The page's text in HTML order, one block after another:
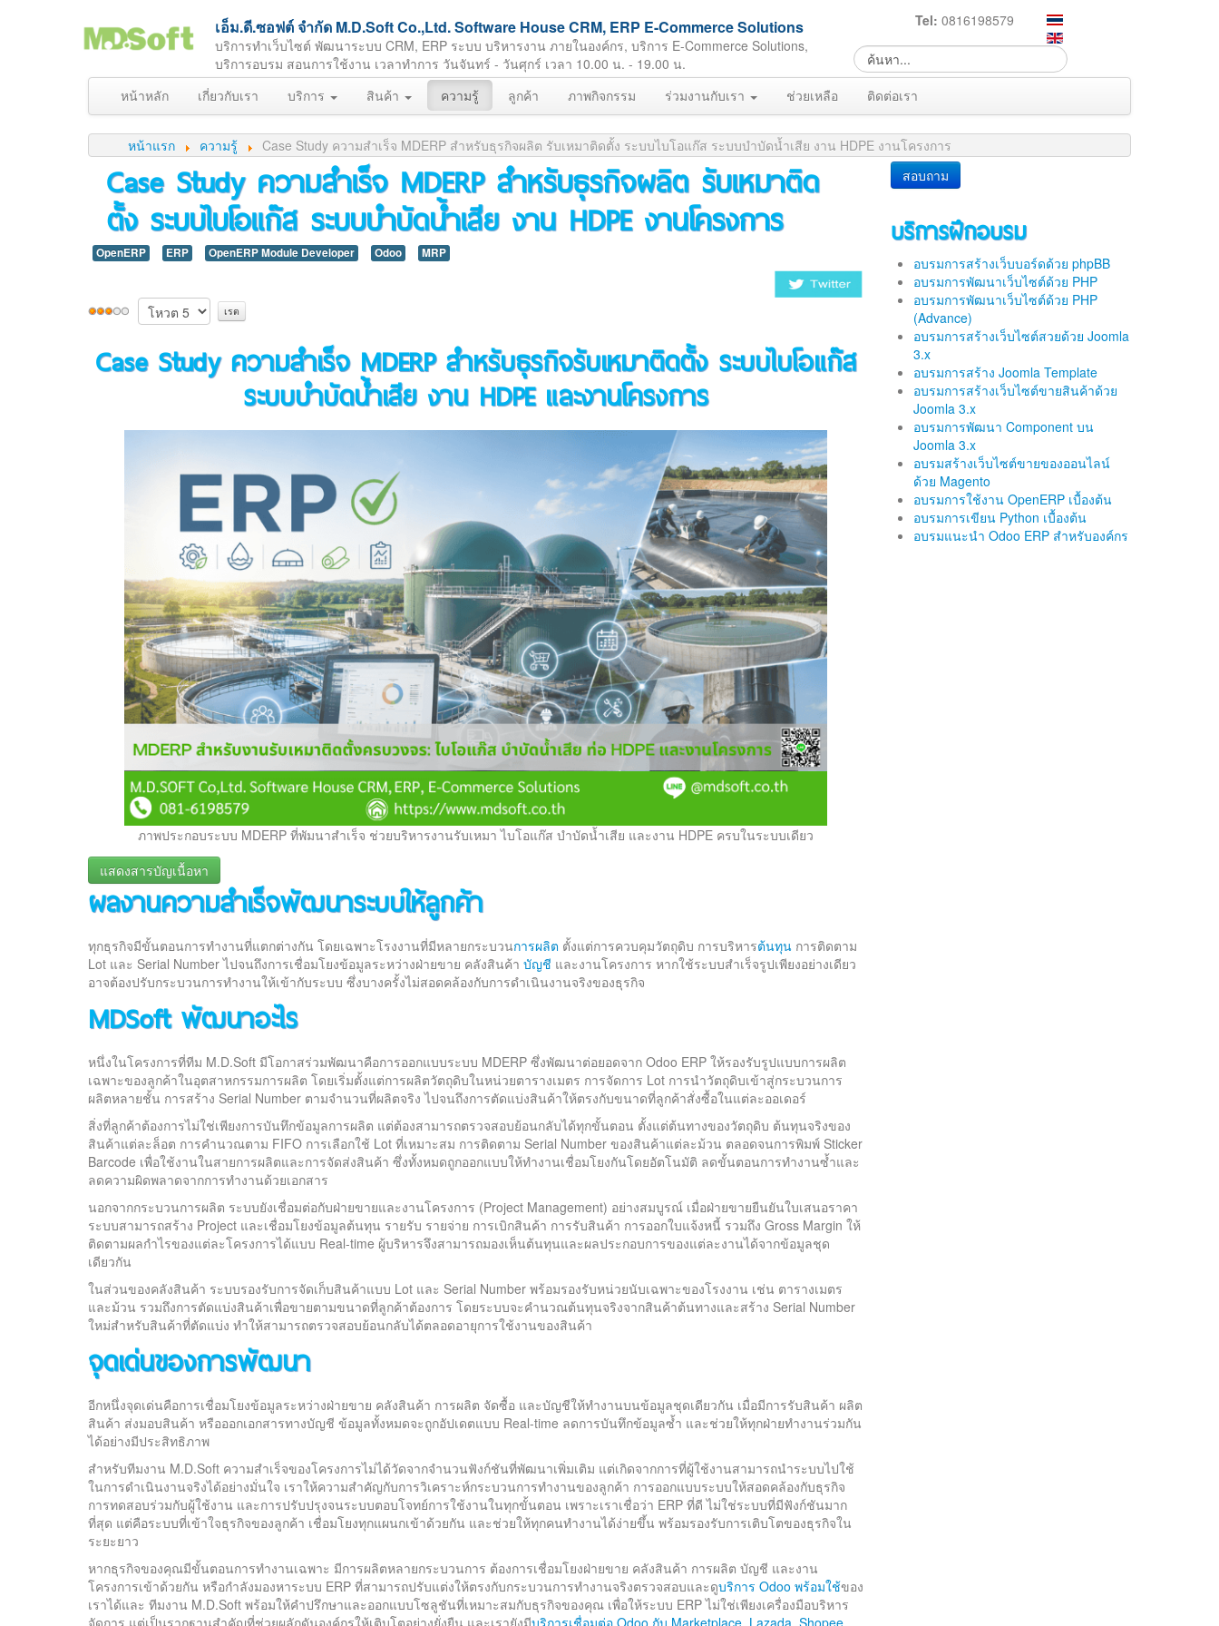
เอ็ม.ดี.ซอฟต์ จำกัด M.D.Soft Co.,Ltd. Software House CRM, ERP E-Commerce Solutions
บริการทำเว็บไซต์ พัฒนาระบบ CRM, ERP ระบบ บริหารงาน ภายในองค์กร, บริการ E-Commerce Solutions,
บริการอบรม สอนการใช้งาน เวลาทำการ วันจันทร์ - วันศุกร์ เวลา 10.00 น. - 19.00 น.
Tel: 0816198579
หน้าหลัก เกี่ยวกับเรา บริการ สินค้า ความรู้ ลูกค้า ภาพกิจกรรม ร่วมงานกับเรา ช่วยเหลือ ติดต่อเรา
หน้าแรก ความรู้ Case Study ความสำเร็จ MDERP สำหรับธุรกิจผลิต รับเหมาติดตั้ง ระบบไบโอแก๊ส ระบบบำบัดน้ำเสีย งาน HDPE งานโครงการ
Case Study ความสำเร็จ MDERP สำหรับธุรกิจผลิต รับเหมาติด
ตั้ง ระบบไบโอแก๊ส ระบบบำบัดน้ำเสีย งาน HDPE งานโครงการ
OpenERP ERP OpenERP Module Developer Odoo MRP
Case Study ความสำเร็จ MDERP สำหรับธุรกิจรับเหมาติดตั้ง ระบบไบโอแก๊ส
ระบบบำบัดน้ำเสีย งาน HDPE และงานโครงการ
ภาพประกอบระบบ MDERP ที่พัมนาสำเร็จ ช่วยบริหารงานรับเหมา ไบโอแก๊ส บำบัดน้ำเสีย และงาน HDPE ครบในระบบเดียว
แสดงสารบัญเนื้อหา
ผลงานความสำเร็จพัฒนาระบบให้ลูกค้า
MDSoft พัฒนาอะไร
สรุป
ผลงานความสำเร็จพัฒนาระบบให้ลูกค้า
ทุกธุรกิจมีขั้นตอนการทำงานที่แตกต่างกัน โดยเฉพาะโรงงานที่มีหลายกระบวนการผลิต ตั้งแต่การควบคุมวัตถุดิบ การบริหารต้นทุน การติดตาม
Lot และ Serial Number ไปจนถึงการเชื่อมโยงข้อมูลระหว่างฝ่ายขาย คลังสินค้า บัญชี และงานโครงการ หากใช้ระบบสำเร็จรูปเพียงอย่างเดียว
อาจต้องปรับกระบวนการทำงานให้เข้ากับระบบ ซึ่งบางครั้งไม่สอดคล้องกับการดำเนินงานจริงของธุรกิจ
MDSoft พัฒนาอะไร
หนึ่งในโครงการที่ทีม M.D.Soft มีโอกาสร่วมพัฒนาคือการออกแบบระบบ MDERP ซึ่งพัฒนาต่อยอดจาก Odoo ERP ให้รองรับรูปแบบการผลิต
เฉพาะของลูกค้าในอุตสาหกรรมการผลิต โดยเริ่มตั้งแต่การผลิตวัตถุดิบในหน่วยตารางเมตร การจัดการ Lot การนำวัตถุดิบเข้าสู่กระบวนการ
ผลิตหลายชั้น การสร้าง Serial Number ตามจำนวนที่ผลิตจริง ไปจนถึงการตัดแบ่งสินค้าให้ตรงกับขนาดที่ลูกค้าสั่งซื้อในแต่ละออเดอร์
สิ่งที่ลูกค้าต้องการไม่ใช่เพียงการบันทึกข้อมูลการผลิต แต่ต้องสามารถตรวจสอบย้อนกลับได้ทุกขั้นตอน ตั้งแต่ต้นทางของวัตถุดิบ ต้นทุนจริงของ
สินค้าแต่ละล็อต การคำนวณตาม FIFO การเลือกใช้ Lot ที่เหมาะสม การติดตาม Serial Number ของสินค้าแต่ละม้วน ตลอดจนการพิมพ์ Sticker
Barcode เพื่อใช้งานในสายการผลิตและการจัดส่งสินค้า ซึ่งทั้งหมดถูกออกแบบให้ทำงานเชื่อมโยงกันโดยอัตโนมัติ ลดขั้นตอนการทำงานซ้ำและ
ลดความผิดพลาดจากการทำงานด้วยเอกสาร
นอกจากกระบวนการผลิต ระบบยังเชื่อมต่อกับฝ่ายขายและงานโครงการ (Project Management) อย่างสมบูรณ์ เมื่อฝ่ายขายยืนยันใบเสนอราคา
ระบบสามารถสร้าง Project และเชื่อมโยงข้อมูลต้นทุน รายรับ รายจ่าย การเบิกสินค้า การรับสินค้า การออกใบแจ้งหนี้ รวมถึง Gross Margin ให้
ติดตามผลกำไรของแต่ละโครงการได้แบบ Real-time ผู้บริหารจึงสามารถมองเห็นต้นทุนและผลประกอบการของแต่ละงานได้จากข้อมูลชุด
เดียวกัน
ในส่วนของคลังสินค้า ระบบรองรับการจัดเก็บสินค้าแบบ Lot และ Serial Number พร้อมรองรับหน่วยนับเฉพาะของโรงงาน เช่น ตารางเมตร
และม้วน รวมถึงการตัดแบ่งสินค้าเพื่อขายตามขนาดที่ลูกค้าต้องการ โดยระบบจะคำนวณต้นทุนจริงจากสินค้าต้นทางและสร้าง Serial Number
ใหม่สำหรับสินค้าที่ตัดแบ่ง ทำให้สามารถตรวจสอบย้อนกลับได้ตลอดอายุการใช้งานของสินค้า
จุดเด่นของการพัฒนา
อีกหนึ่งจุดเด่นคือการเชื่อมโยงข้อมูลระหว่างฝ่ายขาย คลังสินค้า การผลิต จัดซื้อ และบัญชีให้ทำงานบนข้อมูลชุดเดียวกัน เมื่อมีการรับสินค้า ผลิต
สินค้า ส่งมอบสินค้า หรือออกเอกสารทางบัญชี ข้อมูลทั้งหมดจะถูกอัปเดตแบบ Real-time ลดการบันทึกข้อมูลซ้ำ และช่วยให้ทุกฝ่ายทำงานร่วมกัน
ได้อย่างมีประสิทธิภาพ
สำหรับทีมงาน M.D.Soft ความสำเร็จของโครงการไม่ได้วัดจากจำนวนฟังก์ชันที่พัฒนาเพิ่มเติม แต่เกิดจากการที่ผู้ใช้งานสามารถนำระบบไปใช้
ในการดำเนินงานจริงได้อย่างมั่นใจ เราให้ความสำคัญกับการวิเคราะห์กระบวนการทำงานของลูกค้า การออกแบบระบบให้สอดคล้องกับธุรกิจ
การทดสอบร่วมกับผู้ใช้งาน และการปรับปรุงจนระบบตอบโจทย์การใช้งานในทุกขั้นตอน เพราะเราเชื่อว่า ERP ที่ดี ไม่ใช่ระบบที่มีฟังก์ชันมาก
ที่สุด แต่คือระบบที่เข้าใจธุรกิจของลูกค้า เชื่อมโยงทุกแผนกเข้าด้วยกัน และช่วยให้ทุกคนทำงานได้ง่ายขึ้น พร้อมรองรับการเติบโตของธุรกิจใน
ระยะยาว
หากธุรกิจของคุณมีขั้นตอนการทำงานเฉพาะ มีการผลิตหลายกระบวนการ ต้องการเชื่อมโยงฝ่ายขาย คลังสินค้า การผลิต บัญชี และงาน
โครงการเข้าด้วยกัน หรือกำลังมองหาระบบ ERP ที่สามารถปรับแต่งให้ตรงกับกระบวนการทำงานจริงตรวจสอบและดูบริการ Odoo พร้อมใช้ของ
เราได้และ ทีมงาน M.D.Soft พร้อมให้คำปรึกษาและออกแบบโซลูชันที่เหมาะสมกับธุรกิจของคุณ เพื่อให้ระบบ ERP ไม่ใช่เพียงเครื่องมือบริหาร
จัดการ แต่เป็นรากฐานสำคัญที่ช่วยผลักดันองค์กรให้เติบโตอย่างยั่งยืน และเรายังมีบริการเชื่อมต่อ Odoo กับ Marketplace, Lazada, Shopee,
สอบถาม
บริการฝึกอบรม
อบรมการสร้างเว็บบอร์ดด้วย phpBB
อบรมการพัฒนาเว็บไซต์ด้วย PHP
อบรมการพัฒนาเว็บไซต์ด้วย PHP
(Advance)
อบรมการสร้างเว็บไซต์สวยด้วย Joomla
3.x
อบรมการสร้าง Joomla Template
อบรมการสร้างเว็บไซต์ขายสินค้าด้วย
Joomla 3.x
อบรมการพัฒนา Component บน
Joomla 3.x
อบรมสร้างเว็บไซต์ขายของออนไลน์
ด้วย Magento
อบรมการใช้งาน OpenERP เบื้องต้น
อบรมการเขียน Python เบื้องต้น
อบรมแนะนำ Odoo ERP สำหรับองค์กร